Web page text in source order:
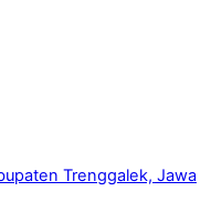
Trenggalek, Jawa